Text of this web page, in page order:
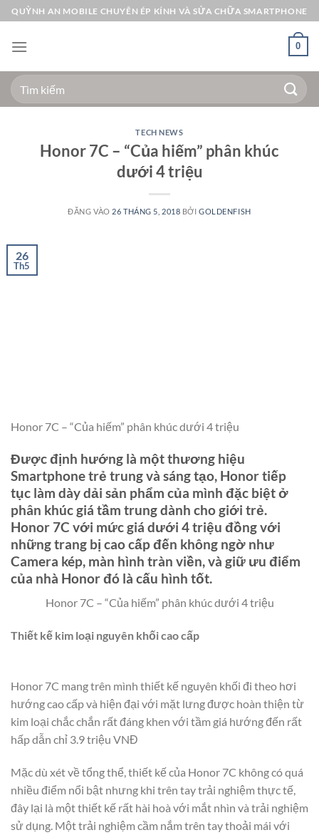
Bỏ
qua
nội
QUỲNH AN MOBILE CHUYÊN ÉP KÍNH VÀ SỬA CHỮA SMARTPHONE
0
Tìm
kiếm:
TECH NEWS
Honor 7C – “Của hiếm” phân khúc
dưới 4 triệu
ĐĂNG VÀO 26 THÁNG 5, 2018 BỞIGOLDENFISH
26
Th5
Honor 7C – “Của hiếm” phân khúc dưới 4 triệu
Được định hướng là một thương hiệu
Smartphone trẻ trung và sáng tạo, Honor tiếp
tục làm dày dải sản phẩm của mình đặc biệt ở
phân khúc giá tầm trung dành cho giới trẻ.
Honor 7C với mức giá dưới 4 triệu đồng với
những trang bị cao cấp đến không ngờ như
Camera kép, màn hình tràn viền, và giữ ưu điểm
của nhà Honor đó là cấu hình tốt.
Honor 7C – “Của hiếm” phân khúc dưới 4 triệu
Thiết kế kim loại nguyên khối cao cấp
Honor 7C mang trên mình thiết kế nguyên khối đi theo hơi
hướng cao cấp và hiện đại với mặt lưng được hoàn thiện từ
kim loại chắc chắn rất đáng khen với tầm giá hướng đến rất
hấp dẫn chỉ 3.9 triệu VNĐ
Mặc dù xét về tổng thể, thiết kế của Honor 7C không có quá
nhiều điểm nổi bật nhưng khi trên tay trải nghiệm thực tế,
đây lại là một thiết kế rất hài hoà với mắt nhìn và trải nghiệm
sử dụng. Một trải nghiệm cầm nắm trên tay thoải mái với